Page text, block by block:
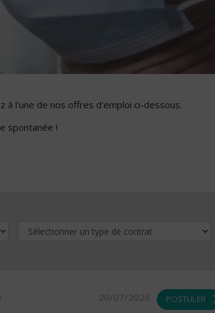
à l'une de nos offres d'emploi ci-dessous.
spontanée !
20/07/2026 POSTULER